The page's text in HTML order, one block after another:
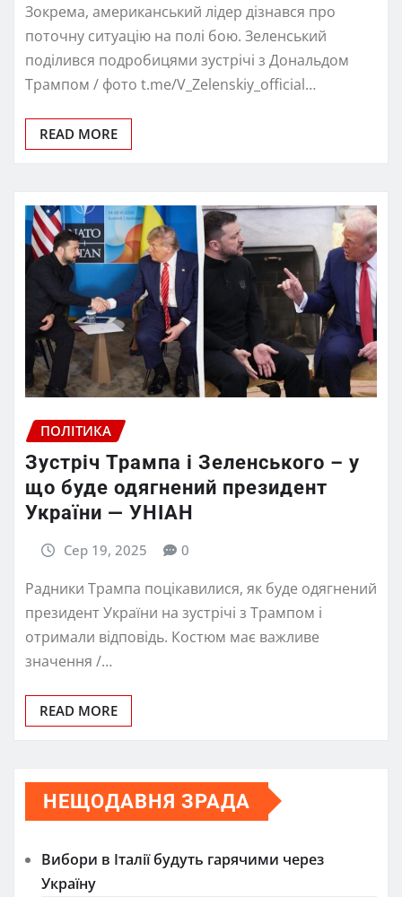
Зокрема, американський лідер дізнався про
поточну ситуацію на полі бою. Зеленський
поділився подробицями зустрічі з Дональдом
Трампом / фото t.me/V_Zelenskiy_official…
READ MORE
ПОЛІТИКА
Зустріч Трампа і Зеленського – у
що буде одягнений президент
України — УНІАН
Сер 19, 2025 0
Радники Трампа поцікавилися, як буде одягнений
президент України на зустрічі з Трампом і
отримали відповідь. Костюм має важливе
значення /…
READ MORE
НЕЩОДАВНЯ ЗРАДА
Вибори в Італії будуть гарячими через
Україну